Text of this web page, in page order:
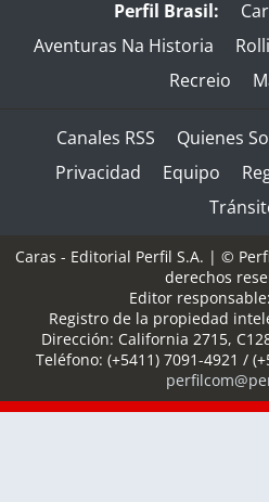
Perfil Brasil:
Aventuras Na Historia
Recreio
Canales RSS Quienes
Privacidad
Equipo
Caras - Editorial Perfil S.A. | ©
derechos
Editor
Registro de la propiedad
Dirección: California 2715,
Teléfono: (+5411) 7091-4921 /